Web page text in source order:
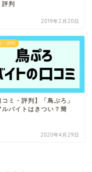
評判
2019年2月20日
・評判
コミ・評判】「鳥ぷろ」
ルバイトはきつい？簡
2020年4月29日